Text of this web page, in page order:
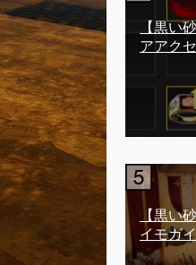
【黒い
アアク
【黒い
イモガ